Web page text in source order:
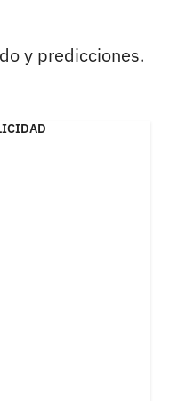
y predicciones.